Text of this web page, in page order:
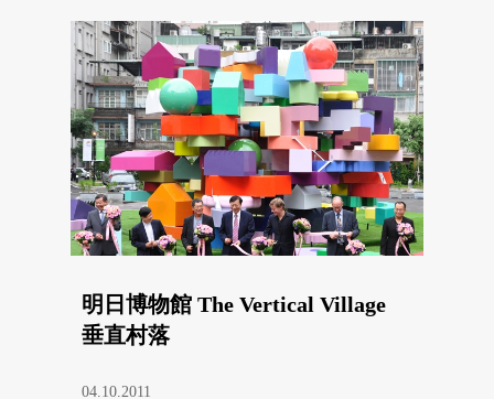
明日博物館 The Vertical Village
垂直村落
04.10.2011